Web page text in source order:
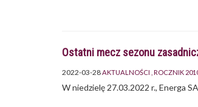
Ostatni mecz sezonu
2022-03-28AKTUALNOŚCI ROCZNIK
W niedzielę 27.03.2022 r., Energa